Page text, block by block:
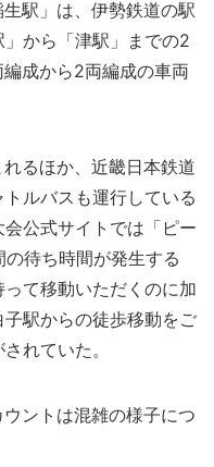
駅」は、伊勢鉄道の駅
から「津駅」までの2
成から2両編成の車両
るほか、近畿日本鉄道
トルバスも運行している
公式サイトでは「ピー
待ち時間が発生する
て移動いただくのに加
駅からの徒歩移動をご
れていた。
ントは混雑の様子につ